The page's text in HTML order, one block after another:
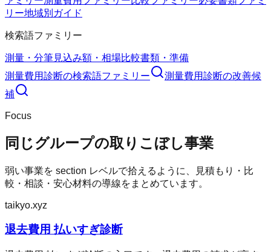
リー地域別ガイド
検索語ファミリー
測量・分筆見込み額・相場比較書類・準備
測量費用診断の検索語ファミリー 測量費用診断の改善候
補
Focus
同じグループの取りこぼし事業
弱い事業を section レベルで拾えるように、見積もり・比
較・相談・安心材料の導線をまとめています。
taikyo.xyz
退去費用 払いすぎ診断